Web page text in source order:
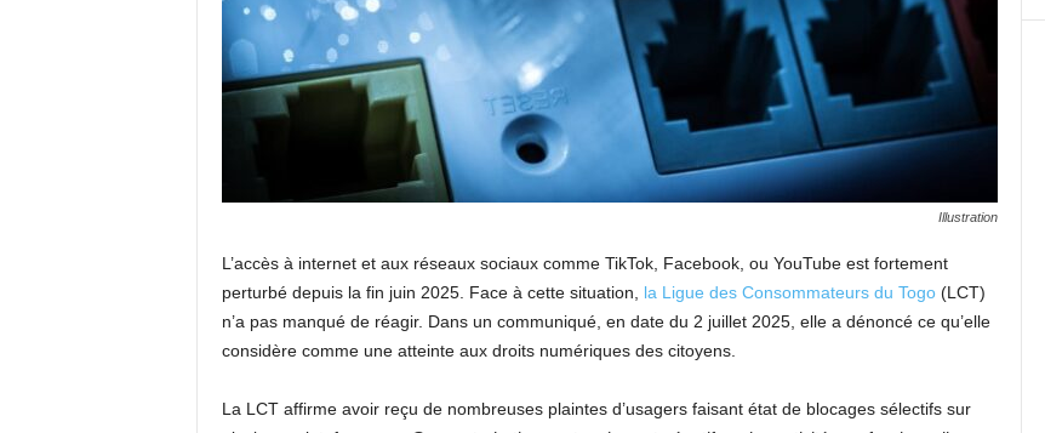
Illustration
L’accès à internet et aux réseaux sociaux comme TikTok, Facebook, ou YouTube est fortement
perturbé depuis la fin juin 2025. Face à cette situation, la Ligue des Consommateurs du Togo(LCT)
n’a pas manqué de réagir. Dans un communiqué, en date du 2 juillet 2025, elle a dénoncé ce qu’elle
considère comme une atteinte aux droits numériques des citoyens.
La LCT affirme avoir reçu de nombreuses plaintes d’usagers faisant état de blocages sélectifs sur